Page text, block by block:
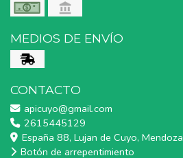
MEDIOS DE ENVÍO
CONTACTO
apicuyo@gmail.com
2615445129
España 88, Lujan de Cuyo, Mendoza
Botón de arrepentimiento